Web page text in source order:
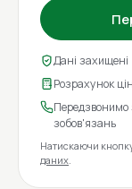
Дані захищені
Розрахунок
зобов'язань
Натискаючи
даних.